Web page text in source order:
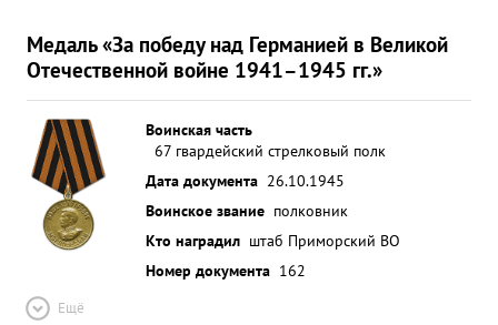
Медаль «За победу над Германией в Великой
Отечественной войне 1941–1945 гг.»
Воинская часть
67 гвардейский стрелковый полк
Дата документа 26.10.1945
Воинское звание полковник
Кто наградил штаб Приморский ВО
Номер документа 162
Ещё